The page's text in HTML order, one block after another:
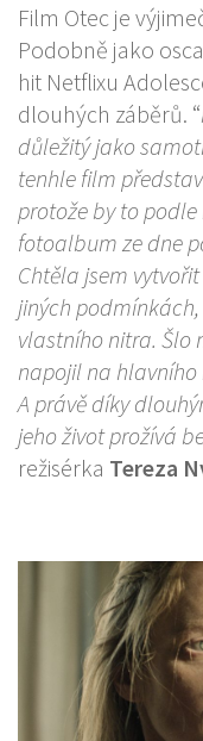
Film Otec je
Podobně jako
hit Netflixu
dlouhých záběrů. “
důležitý jako
tenhle film
protože by to
fotoalbum ze dne
Chtěla jsem
jiných
vlastního nitra. Šlo
napojil na hlavního
A právě díky
jeho život prožívá
režisérka Tereza